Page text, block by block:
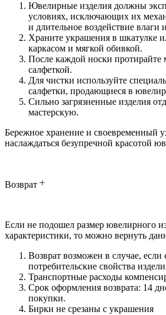
Ювелирные изделия должны
условиях, исключающих их
и длительное воздействие влаги
Храните украшения в шкатулке
каркасом и мягкой обивкой.
После каждой носки протирайте
салфеткой.
Для чистки используйте
салфетки, продающиеся в
Сильно загрязненные изделия
мастерскую.
Бережное хранение и своевременный
наслаждаться безупречной красотой
Возврат
Если не подошел размер ювелирного
характеристики, то можно вернуть
Возврат возможен в случае, если
потребительские свойства
Транспортные расходы
Срок оформления возврата: 14
покупки.
Бирки не срезаны с украшения